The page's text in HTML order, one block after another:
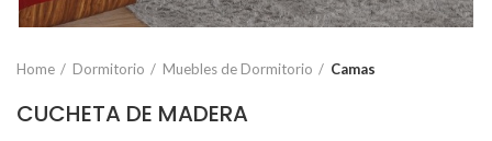
Home Dormitorio Muebles de Dormitorio Camas
CUCHETA DE MADERA